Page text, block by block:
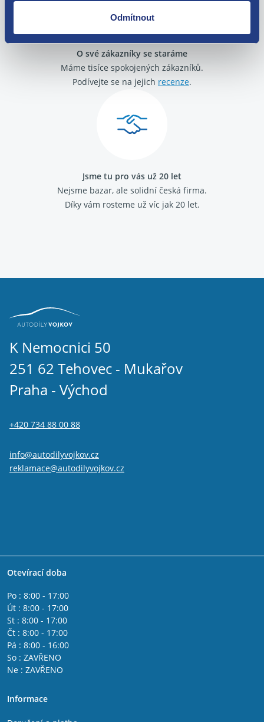
Odmítnout
O své zákazníky se staráme
Máme tisíce spokojených zákazníků.
Podívejte se na jejich recenze.
Jsme tu pro vás už 20 let
Nejsme bazar, ale solidní česká firma.
Díky vám rosteme už víc jak 20 let.
K Nemocnici 50
251 62 Tehovec - Mukařov
Praha - Východ
+420 734 88 00 88
info@autodilyvojkov.cz
reklamace@autodilyvojkov.cz
Otevírací doba
Po : 8:00 - 17:00
Út : 8:00 - 17:00
St : 8:00 - 17:00
Čt : 8:00 - 17:00
Pá : 8:00 - 16:00
So : ZAVŘENO
Ne : ZAVŘENO
Informace